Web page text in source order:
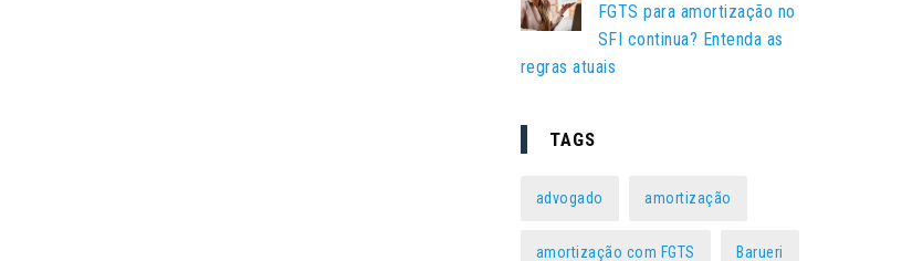
FGTS para amortização no
SFI continua? Entenda as
regras atuais
TAGS
advogado amortização
amortização com FGTS Barueri